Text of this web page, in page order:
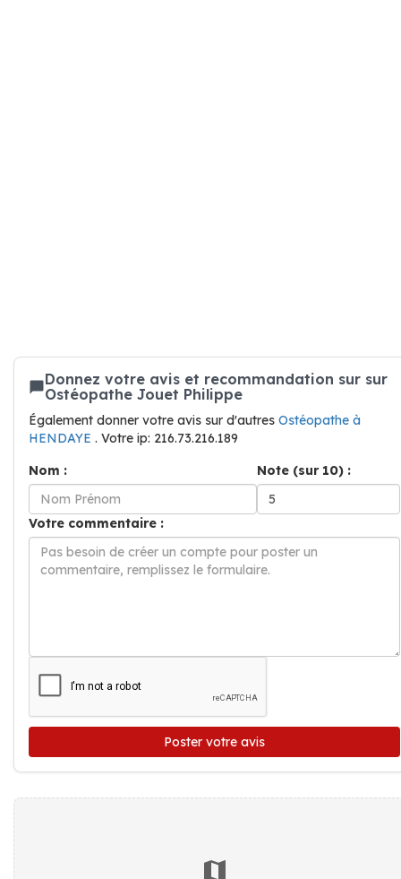
Donnez votre avis et recommandation sur sur
Ostéopathe Jouet Philippe
Également donner votre avis sur d'autres Ostéopathe à
HENDAYE . Votre ip: 216.73.216.189
Nom :
Note (sur 10) :
Votre commentaire :
Poster votre avis